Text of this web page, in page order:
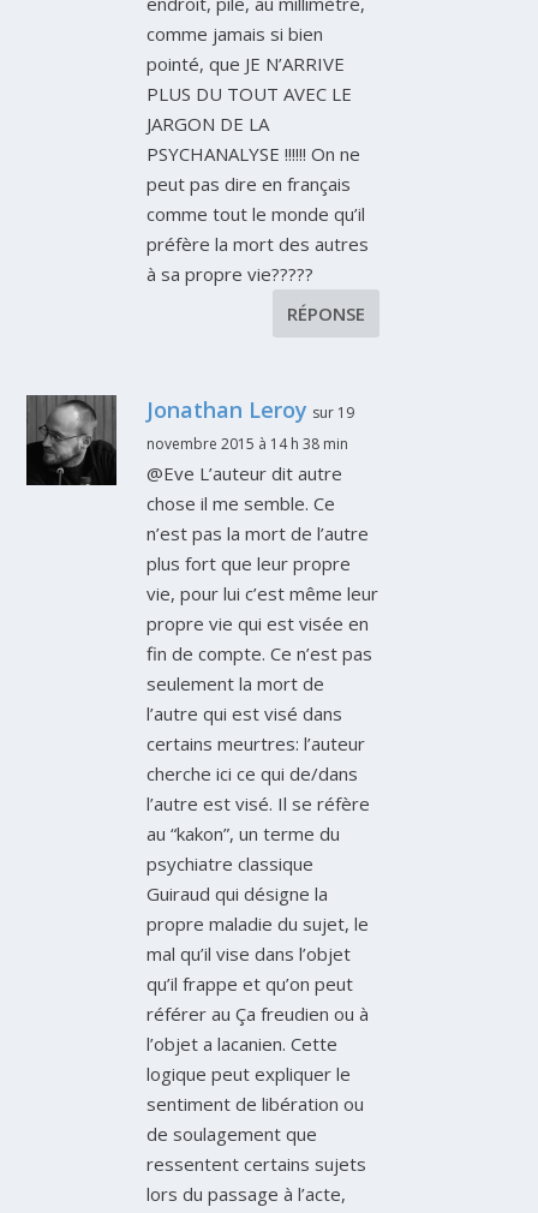
comme jamais si bien
pointé, que JE N’ARRIVE
PLUS DU TOUT AVEC LE
JARGON DE LA
PSYCHANALYSE !!!!!! On ne
peut pas dire en français
comme tout le monde qu’il
préfère la mort des autres
à sa propre vie?????
RÉPONSE
Jonathan Leroy sur 19
novembre 2015 à 14 h 38 min
@Eve L’auteur dit autre
chose il me semble. Ce
n’est pas la mort de l’autre
plus fort que leur propre
vie, pour lui c’est même leur
propre vie qui est visée en
fin de compte. Ce n’est pas
seulement la mort de
l’autre qui est visé dans
certains meurtres: l’auteur
cherche ici ce qui de/dans
l’autre est visé. Il se réfère
au “kakon”, un terme du
psychiatre classique
Guiraud qui désigne la
propre maladie du sujet, le
mal qu’il vise dans l’objet
qu’il frappe et qu’on peut
référer au Ça freudien ou à
l’objet a lacanien. Cette
logique peut expliquer le
sentiment de libération ou
de soulagement que
ressentent certains sujets
lors du passage à l’acte,